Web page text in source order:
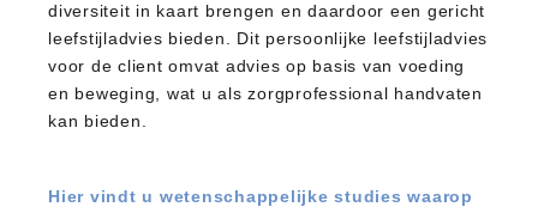
diversiteit in kaart brengen en daardoor een gericht
leefstijladvies bieden. Dit persoonlijke leefstijladvies
voor de client omvat advies op basis van voeding
en beweging, wat u als zorgprofessional handvaten
kan bieden.
Hier vindt u wetenschappelijke studies waarop